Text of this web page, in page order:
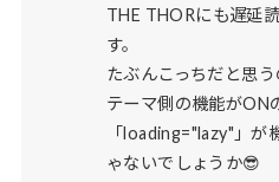
THE THORにも遅延
す。
たぶんこっちだと思う
テーマ側の機能が
「loading="lazy"」が
ゃないでしょうか😎